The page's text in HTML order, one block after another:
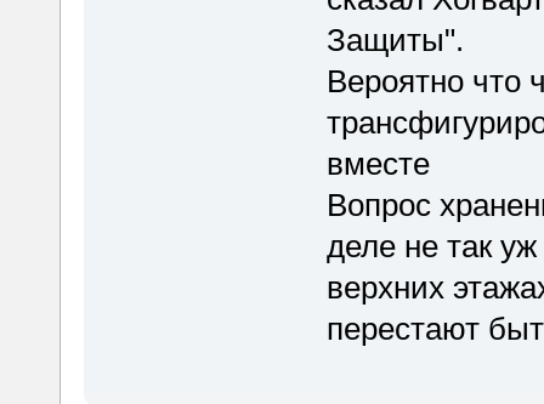
Защиты".
Вероятно что
вместе
Вопрос
деле не так
верхних
перестают